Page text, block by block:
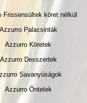
Frissensültek köret nélkül
Azzurro Palacsinták
Azzurro Köretek
Azzurro Desszertek
Savanyúságok
Azzurro Öntetek